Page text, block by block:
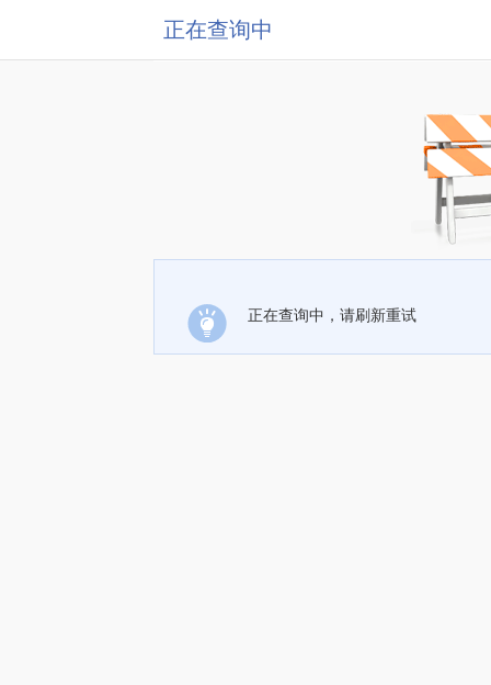
正在查询中
正在查询中，请刷新重试